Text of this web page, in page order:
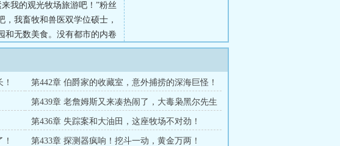
我的观光牧场旅游吧！”粉丝
我畜牧和兽医双学位硕士，
和无数美食。没有都市的内卷
主+商业+悠闲种田=人生赢
第442章 伯爵家的收藏室，意外捕捞的深海巨怪！
第439章 老詹姆斯又来凑热闹了，大毒枭黑尔先生
第436章 失踪案和大油田，这座牧场不对劲！
第433章 探测器疯响！挖斗一动，黄金万两！